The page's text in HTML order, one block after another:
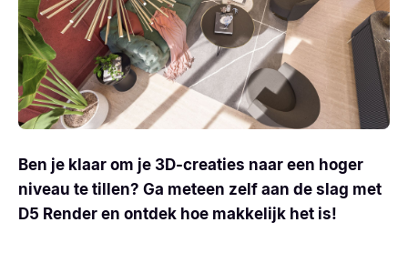
Ben je klaar om je 3D-creaties naar een hoger
niveau te tillen? Ga meteen zelf aan de slag met
D5 Render en ontdek hoe makkelijk het is!